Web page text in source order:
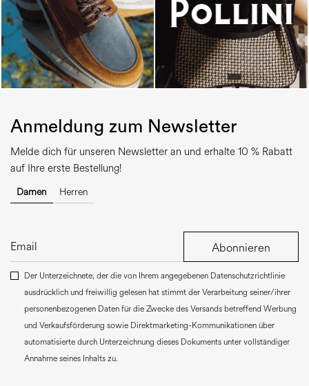
Anmeldung zum Newsletter
Melde dich für unseren Newsletter an und erhalte 10 % Rabatt
auf Ihre erste Bestellung!
Damen Herren
Abonnieren
Der Unterzeichnete, der die von Ihrem angegebenen Datenschutzrichtlinie
ausdrücklich und freiwillig gelesen hat stimmt der Verarbeitung seiner/ihrer
personenbezogenen Daten für die Zwecke des Versands betreffend Werbung
und Verkaufsförderung sowie Direktmarketing-Kommunikationen über
automatisierte durch Unterzeichnung dieses Dokuments unter vollständiger
Annahme seines Inhalts zu.